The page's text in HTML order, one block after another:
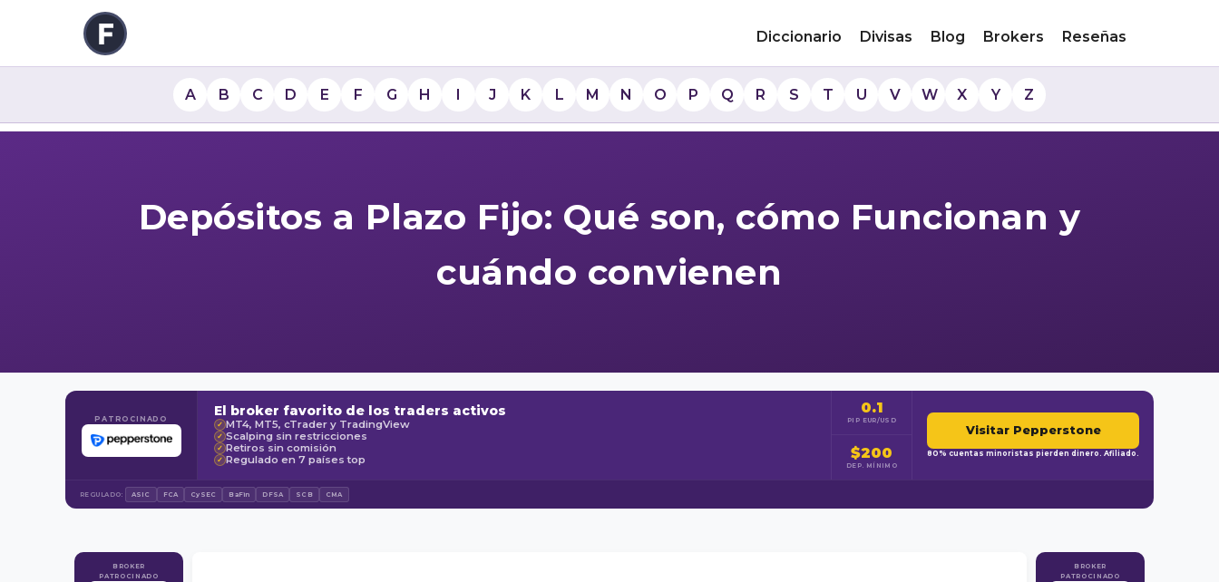
Diccionario Divisas Blog Brokers Reseñas
A B C D E F G H I J K L M N O P Q R S T U V W X Y Z
Depósitos a Plazo Fijo: Qué son, cómo Funcionan y
cuándo convienen
PATROCINADO El broker favorito de los traders activos
✓ MT4, MT5, cTrader y TradingView
✓ Scalping sin restricciones
✓ Retiros sin comisión
✓ Regulado en 7 países top
0.1
PIP EUR/USD
$200
DEP. MÍNIMO
Visitar Pepperstone
80% cuentas minoristas pierden dinero. Afiliado.
REGULADO: ASIC FCA CySEC BaFin DFSA SCB CMA
BROKER
PATROCINADO
BROKER
PATROCINADO